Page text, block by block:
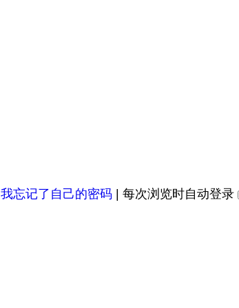
我忘记了自己的密码 每次浏览时自动登录